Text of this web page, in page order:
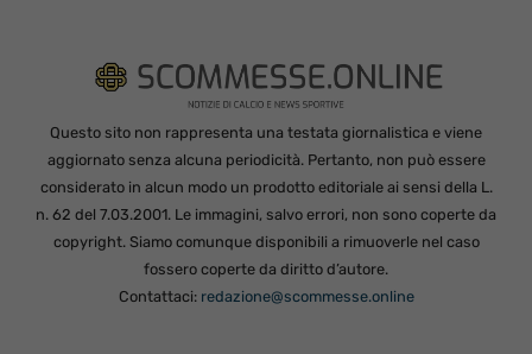
Questo sito non rappresenta una testata giornalistica e viene
aggiornato senza alcuna periodicità. Pertanto, non può essere
considerato in alcun modo un prodotto editoriale ai sensi della L.
n. 62 del 7.03.2001. Le immagini, salvo errori, non sono coperte da
copyright. Siamo comunque disponibili a rimuoverle nel caso
fossero coperte da diritto d’autore.
Contattaci: redazione@scommesse.online